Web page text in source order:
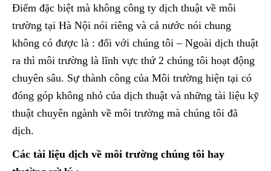
Điểm đặc biệt mà không công ty dịch thuật về môi
trường tại Hà Nội nói riêng và cả nước nói chung
không có được là : đối với chúng tôi – Ngoài dịch thuật
ra thì môi trường là lĩnh vực thứ 2 chúng tôi hoạt động
chuyên sâu. Sự thành công của Môi trường hiện tại có
đóng góp không nhỏ của dịch thuật và những tài liệu kỹ
thuật chuyên ngành về môi trường mà chúng tôi đã
dịch.
Các tài liệu dịch về môi trường chúng tôi hay